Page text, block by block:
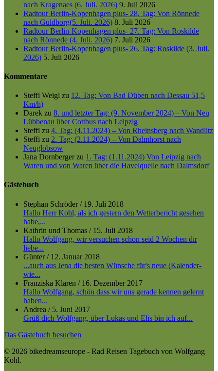
nach Kragenaes (6. Juli. 2026) 9. Juli 2026
Radtour Berlin-Kopenhagen plus- 28. Tag: Von Rönnede
nach Guldborg(5. Juli. 2026) 8. Juli 2026
Radtour Berlin-Kopenhagen plus- 27. Tag: Von Roskilde
nach Rönnede (4. Juli. 2026) 7. Juli 2026
Radtour Berlin-Kopenhagen plus- 26. Tag: Roskilde (3. Juli.
2026) 5. Juli 2026
Kommentare
Steffi Weigl zu 12. Tag: Von Bad Düben nach Dessau 51,5
Km/h)
Darek zu 8. und letzter Tag: (9. November 2024) – Von Neu
Lübbenau über Cottbus nach Leipzig
Steffi zu 4. Tag: (4.11.2024) – Von Rheinsberg nach Wandlitz
Steffi zu 2. Tag: (2.11.2024) – Von Dalmhorst nach
Neuglobsow
Jana Dornbergerzu 1. Tag: (1.11.2024) Von Leipzig nach
Waren und von Waren über die Havelquelle nach Dalmsdorf
Gästebuch
Stephan Schröder/ 19. Juli 2018
Hallo Herr Kohl, als ich gestern den Wetterbericht gesehen
habe,...
Kathrin und Thomas / 15. Juli 2018
Hallo Wolfgang, wir versuchen schon seid 2 Wochen dir
liebe...
Günter/ 12. Januar 2018
...auch aus Jena die besten Wünsche für's neue (Kalender-
wie...
Franziska Klaren / 16. Dezember 2017
Hallo Wolfgang, schön dass wir uns gerade kennen gelernt
haben...
Andrea / 5. Juni 2017
Grüß dich Wolfgang, über Lukas und Elis bin ich auf...
Das Gästebuch besuchen
© 2026 bikedreamseurope - Rad Reisen Tagebuch von Wolfgang
Kohl.